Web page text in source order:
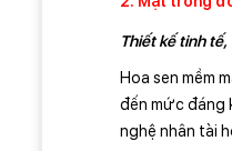
Thiết kế tinh
Hoa sen mềm
đến mức đáng
nghệ nhân tài